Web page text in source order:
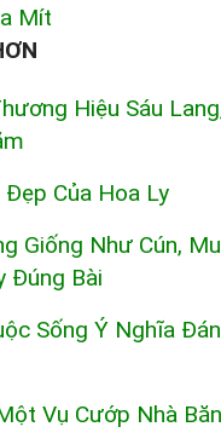
Mít
Hiệu Sáu
Của Hoa Ly
Giống Như Cún,
Đúng Bài
Sống Ý Nghĩa
Vụ Cướp Nhà